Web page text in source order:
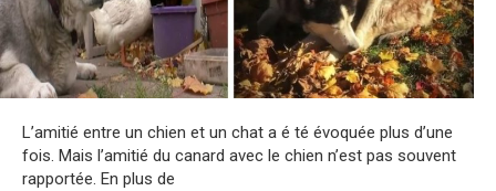
L’amitié entre un chien et un chat a é té évoquée plus d’une
fois. Mais l’amitié du canard avec le chien n’est pas souvent
rapportée. En plus de